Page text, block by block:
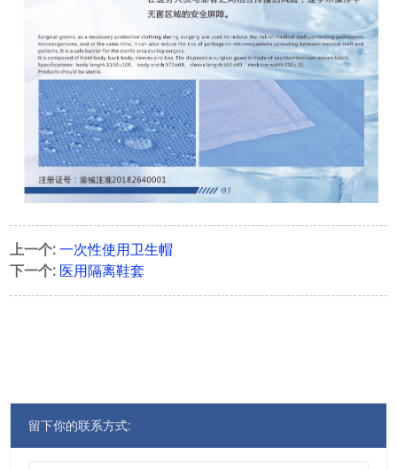
上一个: 一次性使用卫生帽
下一个: 医用隔离鞋套
留下你的联系方式: